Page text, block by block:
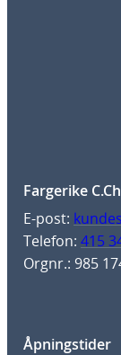
Fargerike
E-post:
Telefon: 415
Orgnr.: 985
Åpningstider